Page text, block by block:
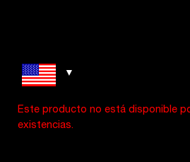
Este producto no está disponible
existencias.